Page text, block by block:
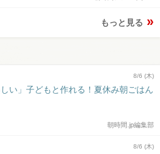
もっと見る
8/6 (木)
しい」子どもと作れる！夏休み朝ごはん
朝時間.jp編集部
8/6 (木)